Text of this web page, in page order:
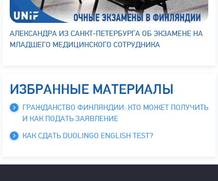
АЛЕКСАНДРА ИЗ САНКТ-ПЕТЕРБУРГА ОБ ЭКЗАМЕНЕ НА
МЛАДШЕГО МЕДИЦИНСКОГО СОТРУДНИКА
ИЗБРАННЫЕ МАТЕРИАЛЫ
ГРАЖДАНСТВО ФИНЛЯНДИИ: КТО МОЖЕТ ПОЛУЧИТЬ
И КАК ПОДАТЬ ЗАЯВЛЕНИЕ
КАК СДАТЬ DUOLINGO ENGLISH TEST?